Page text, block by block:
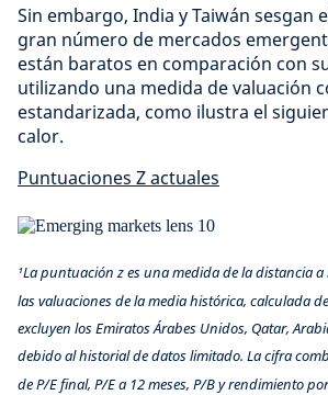
Sin embargo, India y Taiwán sesgan
gran número de mercados
están baratos en comparación con
utilizando una medida de valuación
estandarizada, como ilustra el
calor.
Puntuaciones Z actuales
¹La puntuación z es una medida de la distancia
las valuaciones de la media histórica, calculada
excluyen los Emiratos Árabes Unidos, Qatar,
debido al historial de datos limitado. La cifra
de P/E final, P/E a 12 meses, P/B y rendimiento